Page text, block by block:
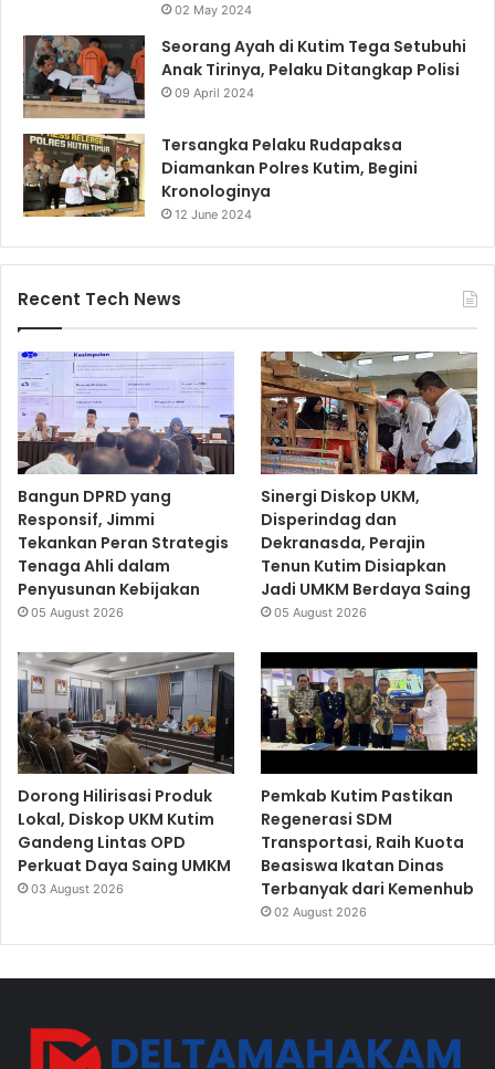
02 May 2024
Seorang Ayah di Kutim Tega Setubuhi
Anak Tirinya, Pelaku Ditangkap Polisi
09 April 2024
Tersangka Pelaku Rudapaksa
Diamankan Polres Kutim, Begini
Kronologinya
12 June 2024
Recent Tech News
Bangun DPRD yang
Responsif, Jimmi
Tekankan Peran Strategis
Tenaga Ahli dalam
Penyusunan Kebijakan
05 August 2026
Sinergi Diskop UKM,
Disperindag dan
Dekranasda, Perajin
Tenun Kutim Disiapkan
Jadi UMKM Berdaya Saing
05 August 2026
Dorong Hilirisasi Produk
Lokal, Diskop UKM Kutim
Gandeng Lintas OPD
Perkuat Daya Saing UMKM
03 August 2026
Pemkab Kutim Pastikan
Regenerasi SDM
Transportasi, Raih Kuota
Beasiswa Ikatan Dinas
Terbanyak dari Kemenhub
02 August 2026